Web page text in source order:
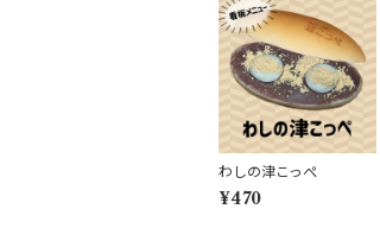
わしの津こっぺ
¥470